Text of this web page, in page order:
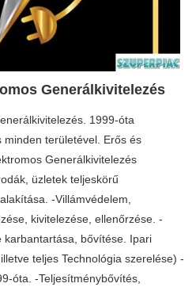
Generálkivitelezés
1999-óta
területével. Erős és
Generálkivitelezés
üzletek teljeskörű
-Villámvédelem,
kivitelezése, ellenőrzése. -
bővítése. Ipari
teljes Technológia szerelése) -
óta. -Teljesítménybővítés,